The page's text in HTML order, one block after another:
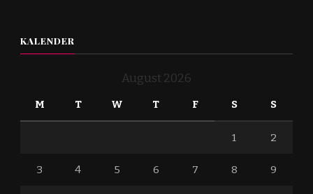
KALENDER
August 2026
M T W T F S S
1 2
3 4 5 6 7 8 9